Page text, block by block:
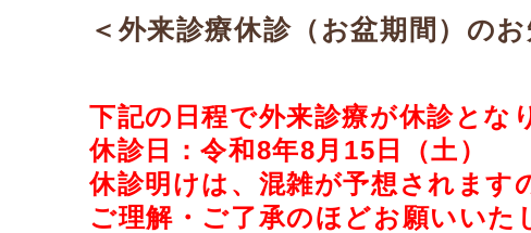
＜外来診療休診（お盆期間）の
下記の日程で外来診療が休診とな
休診日：令和8年8月15日（土）
休診明けは、混雑が予想されます
ご理解・ご了承のほどお願いいた